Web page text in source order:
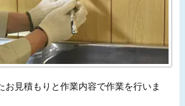
お見積もりと作業内容で作業を行いま